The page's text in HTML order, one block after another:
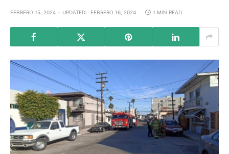
FEBRERO 15, 2024 UPDATED: FEBRERO 16, 2024 1 MIN READ